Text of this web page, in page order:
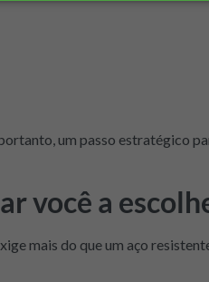
um passo estratégico
você a
mais do que um aço